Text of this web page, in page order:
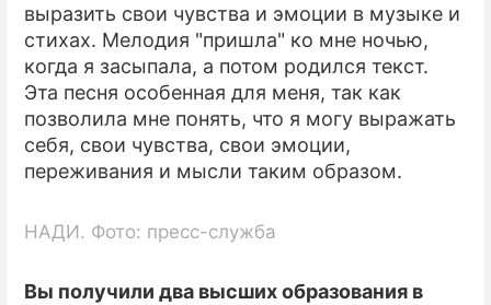
выразить свои чувства и эмоции в музыке и
стихах. Мелодия "пришла" ко мне ночью,
когда я засыпала, а потом родился текст.
Эта песня особенная для меня, так как
позволила мне понять, что я могу выражать
себя, свои чувства, свои эмоции,
переживания и мысли таким образом.
НАДИ. Фото: пресс-служба
Вы получили два высших образования в